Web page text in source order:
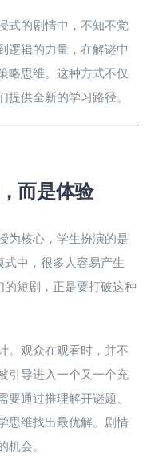
式的剧情中，不知不觉
逻辑的力量，在解谜中
略思维。这种方式不仅
供全新的学习路径。
而是体验​
为核心，学生扮演的是
式中，很多人容易产生
的短剧，正是要打破这种
。观众在观看时，并不
引导进入一个又一个充
通过推理解开谜题、
思维找出最优解。剧情
会。